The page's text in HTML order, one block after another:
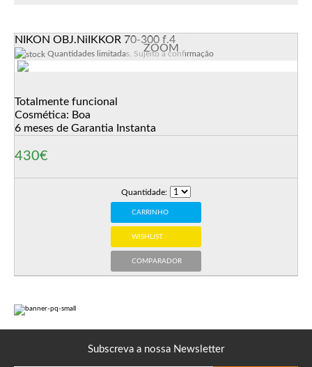
NIKON OBJ.NiIKKOR 70-300 f.4
Quantidades limitadas. Sujeito a confirmação
ZOOM
Totalmente funcional
Cosmética: Boa
6 meses de Garantia Instanta
430€
Quantidade:
CARRINHO
WISHLIST
COMPARADOR
Subscreva a nossa Newsletter